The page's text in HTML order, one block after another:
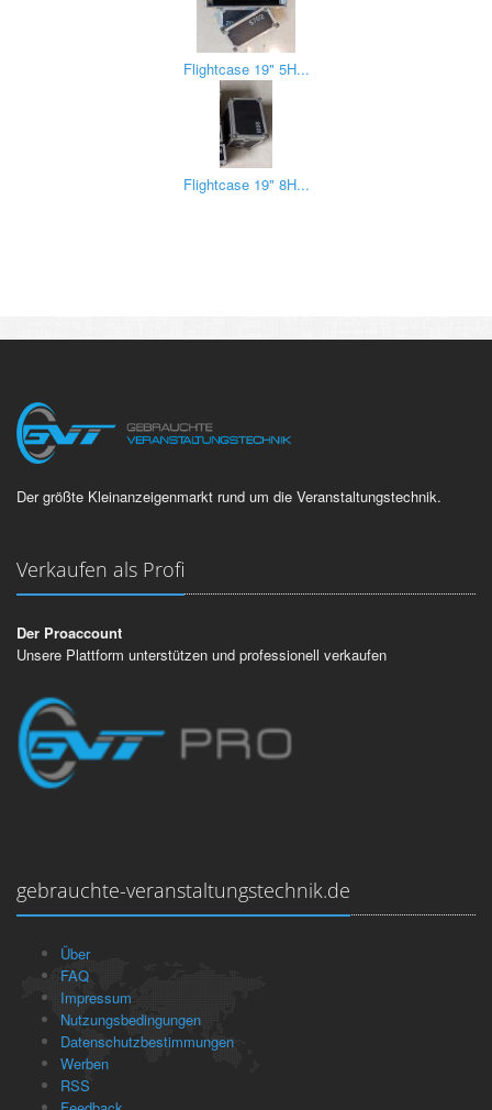
Flightcase 19" 5H...
Flightcase 19" 8H...
Der größte Kleinanzeigenmarkt rund um die Veranstaltungstechnik.
Verkaufen als Profi
Der Proaccount
Unsere Plattform unterstützen und professionell verkaufen
gebrauchte-veranstaltungstechnik.de
Über
FAQ
Impressum
Nutzungsbedingungen
Datenschutzbestimmungen
Werben
RSS